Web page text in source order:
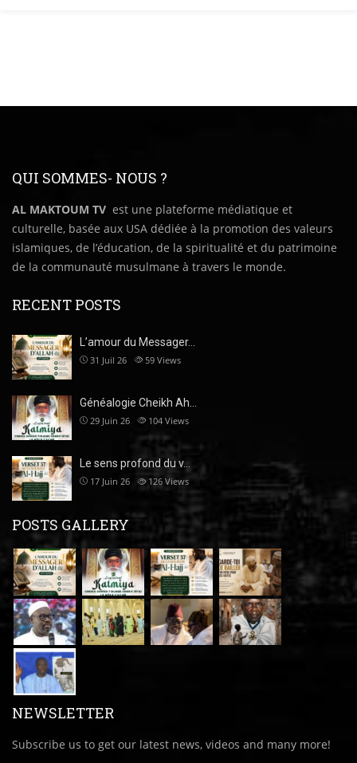
QUI SOMMES- NOUS ?
AL MAKTOUM TV est une plateforme médiatique et
culturelle, basée aux USA dédiée à la promotion des valeurs
islamiques, de l’éducation, de la spiritualité et du patrimoine
de la communauté musulmane à travers le monde.
RECENT POSTS
L’amour du Messager…
31 Juil 26 59 Views
Généalogie Cheikh Ah…
29 Juin 26 104 Views
Le sens profond du v…
17 Juin 26 126 Views
POSTS GALLERY
NEWSLETTER
Subscribe us to get our latest news, videos and many more!